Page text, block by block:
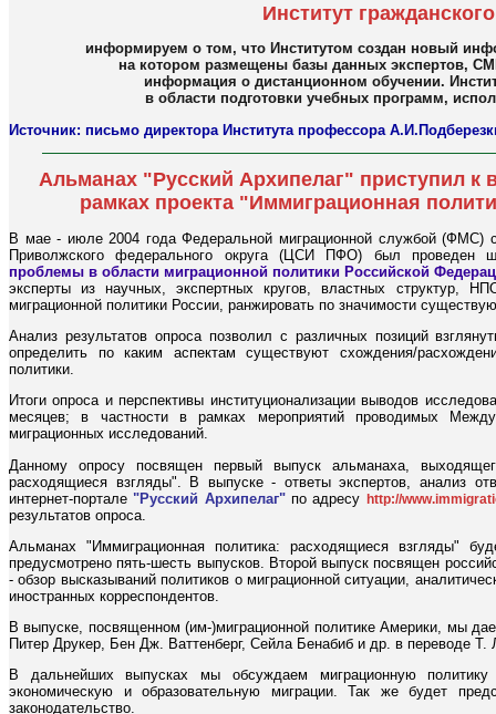
Институт
информируем о том, что Институтом создан новый
на котором размещены базы данных экспертов,
информация о дистанционном обучении.
в области подготовки учебных программ,
Источник: письмо директора Института профессора
Альманах "Русский Архипелаг" приступил к
рамках проекта "Иммиграционная
В мае - июле 2004 года Федеральной миграционной службой (ФМС)
Приволжского федерального округа (ЦСИ ПФО) был проведен
проблемы в области миграционной политики Российской
эксперты из научных, экспертных кругов, властных структур,
миграционной политики России, ранжировать по значимости
Анализ результатов опроса позволил с различных позиций
определить по каким аспектам существуют схождения/
политики.
Итоги опроса и перспективы институционализации выводов
месяцев; в частности в рамках мероприятий проводимых
миграционных исследований.
Данному опросу посвящен первый выпуск альманаха,
расходящиеся взгляды". В выпуске - ответы экспертов, анализ
интернет-портале "Русский Архипелаг"по адресу http://
результатов опроса.
Альманах "Иммиграционная политика: расходящиеся взгляды"
предусмотрено пять-шесть выпусков. Второй выпуск посвящен
- обзор высказываний политиков о миграционной ситуации,
иностранных корреспондентов.
В выпуске, посвященном (им-)миграционной политике Америки, мы
Питер Друкер, Бен Дж. Ваттенберг, Сейла Бенабиб и др. в переводе Т.
В дальнейших выпусках мы обсуждаем миграционную
экономическую и образовательную миграции. Так же будет
законодательство.